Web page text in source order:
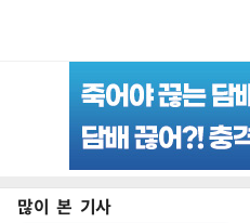
많이 본 기사